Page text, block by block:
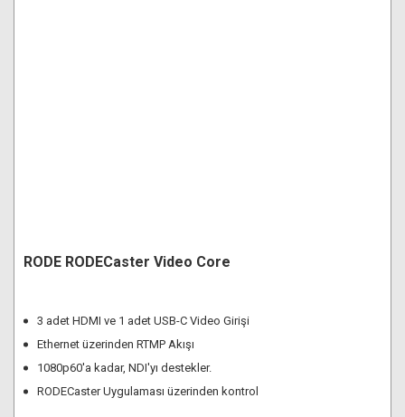
RODE RODECaster Video Core
3 adet HDMI ve 1 adet USB-C Video Girişi
Ethernet üzerinden RTMP Akışı
1080p60'a kadar, NDI'yı destekler.
RODECaster Uygulaması üzerinden kontrol